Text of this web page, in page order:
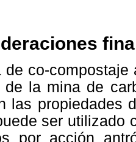
de co-
de la mina de
las propiedades
ser utilizado
por acción